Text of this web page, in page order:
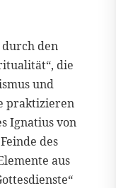
durch den
die
und
praktizieren
Ignatius von
des
aus